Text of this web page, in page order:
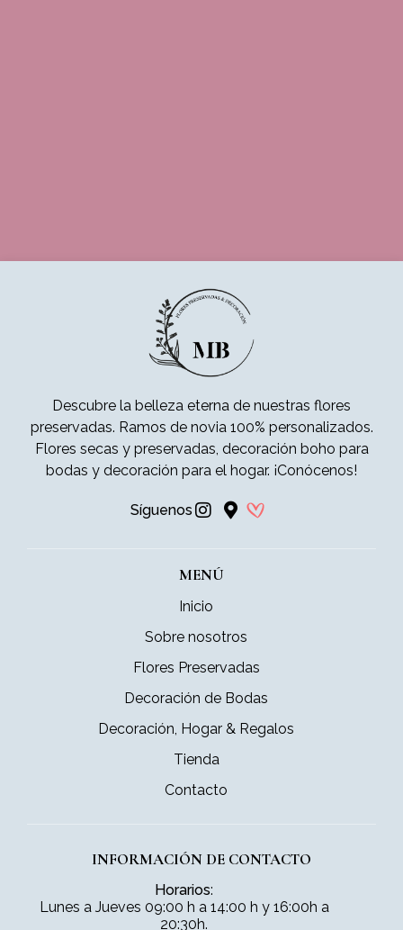
Descubre la belleza eterna de nuestras flores
preservadas. Ramos de novia 100% personalizados.
Flores secas y preservadas, decoración boho para
bodas y decoración para el hogar. ¡Conócenos!
Síguenos
MENÚ
Inicio
Sobre nosotros
Flores Preservadas
Decoración de Bodas
Decoración, Hogar & Regalos
Tienda
Contacto
INFORMACIÓN DE CONTACTO
Horarios:
Lunes a Jueves 09:00 h a 14:00 h y 16:00h a
20:30h.